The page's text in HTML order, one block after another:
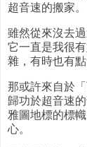
超音速的搬家。
雖然從來沒去
它一直是我很
雜，有時也有點
那或許來自於
歸功於超音速
雅圖地標的標
心。